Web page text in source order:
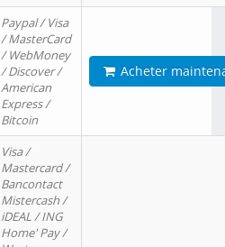
Paypal / Visa
/ MasterCard
/ WebMoney
/ Discover /
American
Express /
Bitcoin
Acheter
Visa /
Mastercard /
Bancontact
Mistercash /
iDEAL / ING
Home' Pay /